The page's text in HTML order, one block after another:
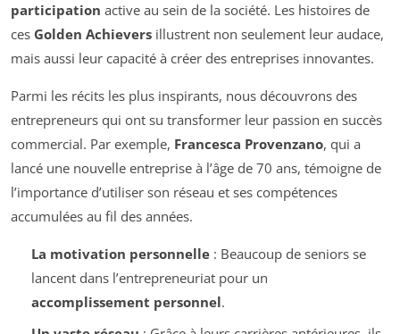
participation active au sein de la société. Les histoires de
ces Golden Achievers illustrent non seulement leur audace,
mais aussi leur capacité à créer des entreprises innovantes.
Parmi les récits les plus inspirants, nous découvrons des
entrepreneurs qui ont su transformer leur passion en succès
commercial. Par exemple, Francesca Provenzano, qui a
lancé une nouvelle entreprise à l’âge de 70 ans, témoigne de
l’importance d’utiliser son réseau et ses compétences
accumulées au fil des années.
La motivation personnelle: Beaucoup de seniors se
lancent dans l’entrepreneuriat pour un
accomplissement personnel.